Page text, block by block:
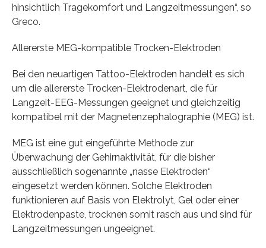
hinsichtlich Tragekomfort und Langzeitmessungen“, so
Greco.
Allererste MEG-kompatible Trocken-Elektroden
Bei den neuartigen Tattoo-Elektroden handelt es sich
um die allererste Trocken-Elektrodenart, die für
Langzeit-EEG-Messungen geeignet und gleichzeitig
kompatibel mit der Magnetenzephalographie (MEG) ist.
MEG ist eine gut eingeführte Methode zur
Überwachung der Gehirnaktivität, für die bisher
ausschließlich sogenannte „nasse Elektroden“
eingesetzt werden können. Solche Elektroden
funktionieren auf Basis von Elektrolyt, Gel oder einer
Elektrodenpaste, trocknen somit rasch aus und sind für
Langzeitmessungen ungeeignet.